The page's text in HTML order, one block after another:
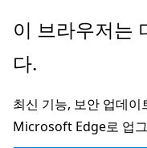
주
콘
츠
로
이 브라우저는
다.
최신 기능, 보안 업데
Microsoft Edge로 업